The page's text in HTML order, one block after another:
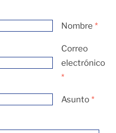
Nombre *
Correo
electrónico
*
Asunto *